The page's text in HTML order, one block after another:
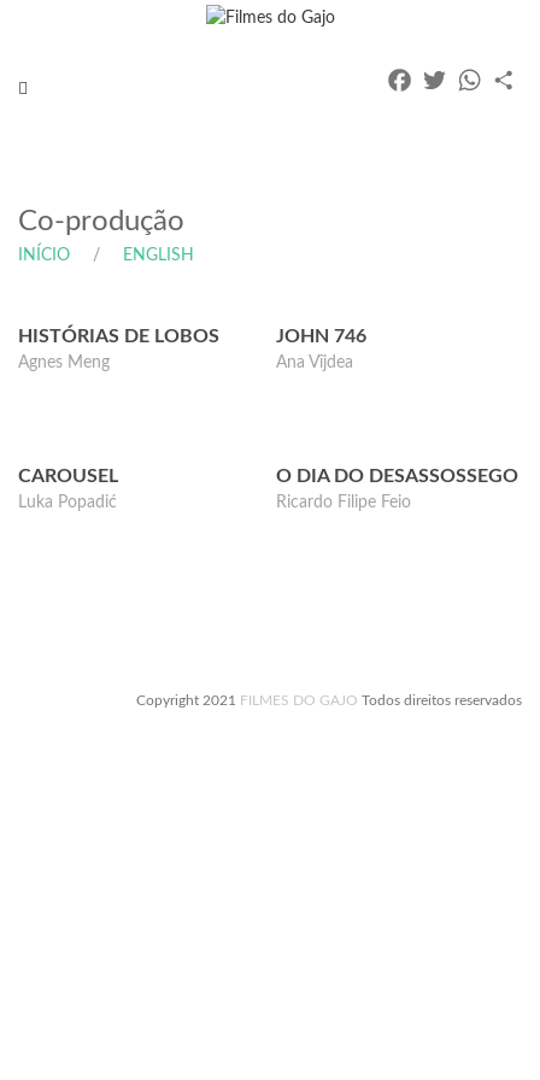
Toggle
FacebookTwitter
Co-produção
INÍCIO ENGLISH
HISTÓRIAS DE LOBOS
Agnes Meng
JOHN 746
Ana Vîjdea
CAROUSEL
Luka Popadić
O DIA DO DESASSOSSEGO
Ricardo Filipe Feio
Copyright 2021 FILMES DO GAJO Todos direitos reservados